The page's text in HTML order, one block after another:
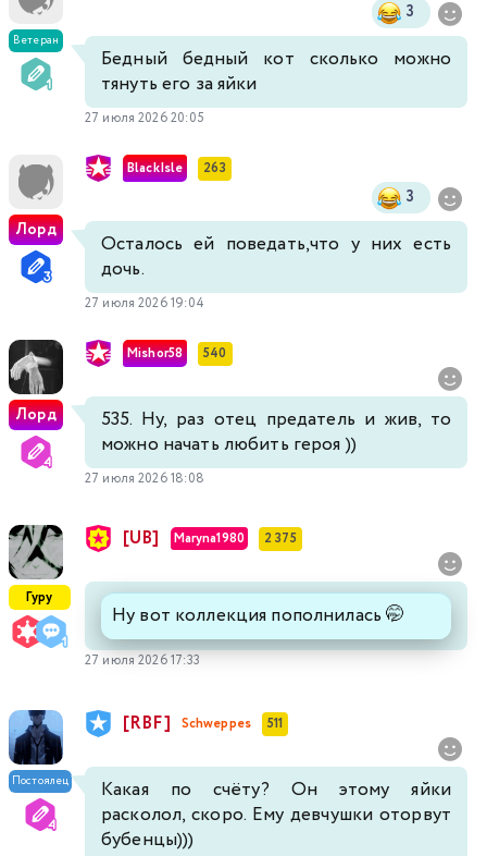
Ветеран
3
Бедный бедный кот сколько можно
тянуть его за яйки
27 июля 2026 20:05
Лорд
BlackIsle 263
3
Осталось ей поведать,что у них есть
дочь.
27 июля 2026 19:04
Лорд
Mishor58 540
535. Ну, раз отец предатель и жив, то
можно начать любить героя ))
27 июля 2026 18:08
Гуру
[UB] Maryna1980 2 375
Ну вот коллекция пополнилась 🤭
27 июля 2026 17:33
Постоялец
[RBF] Schweppes 511
Какая по счёту? Он этому яйки
расколол, скоро. Ему девчушки оторвут
бубенцы)))